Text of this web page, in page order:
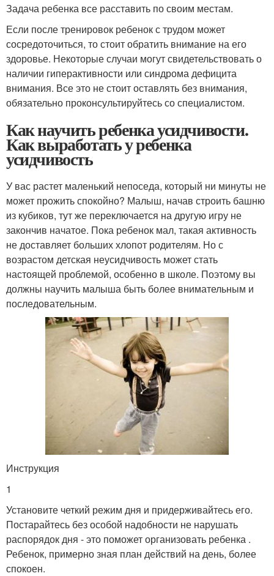
Задача ребенка все расставить по своим местам.
Если после тренировок ребенок с трудом может
сосредоточиться, то стоит обратить внимание на его
здоровье. Некоторые случаи могут свидетельствовать о
наличии гиперактивности или синдрома дефицита
внимания. Все это не стоит оставлять без внимания,
обязательно проконсультируйтесь со специалистом.
Как научить ребенка усидчивости.
Как выработать у ребенка
усидчивость
У вас растет маленький непоседа, который ни минуты не
может прожить спокойно? Малыш, начав строить башню
из кубиков, тут же переключается на другую игру не
закончив начатое. Пока ребенок мал, такая активность
не доставляет больших хлопот родителям. Но с
возрастом детская неусидчивость может стать
настоящей проблемой, особенно в школе. Поэтому вы
должны научить малыша быть более внимательным и
последовательным.
Инструкция
1
Установите четкий режим дня и придерживайтесь его.
Постарайтесь без особой надобности не нарушать
распорядок дня - это поможет организовать ребенка .
Ребенок, примерно зная план действий на день, более
спокоен.